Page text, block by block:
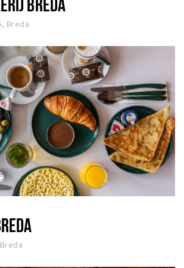
BREDA
Breda